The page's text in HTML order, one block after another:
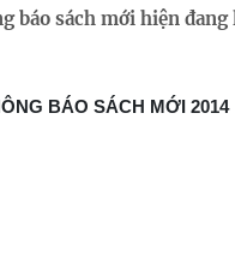
báo sách mới hiện
BÁO SÁCH MỚI 2014